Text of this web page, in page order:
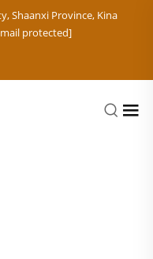
Shaanxi Province, Kina
protected]